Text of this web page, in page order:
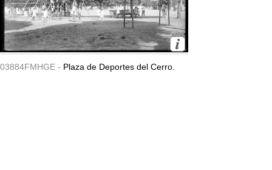
03884FMHGE - Plaza de Deportes del Cerro.